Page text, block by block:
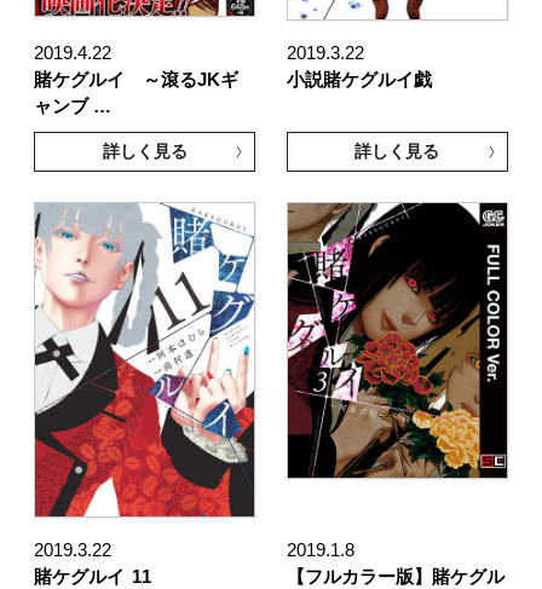
2019.4.22
賭ケグルイ ～滾るJKギ
ャンブ …
詳しく見る
2019.3.22
小説賭ケグルイ戯
詳しく見る
2019.3.22
賭ケグルイ 11
2019.1.8
【フルカラー版】賭ケグル